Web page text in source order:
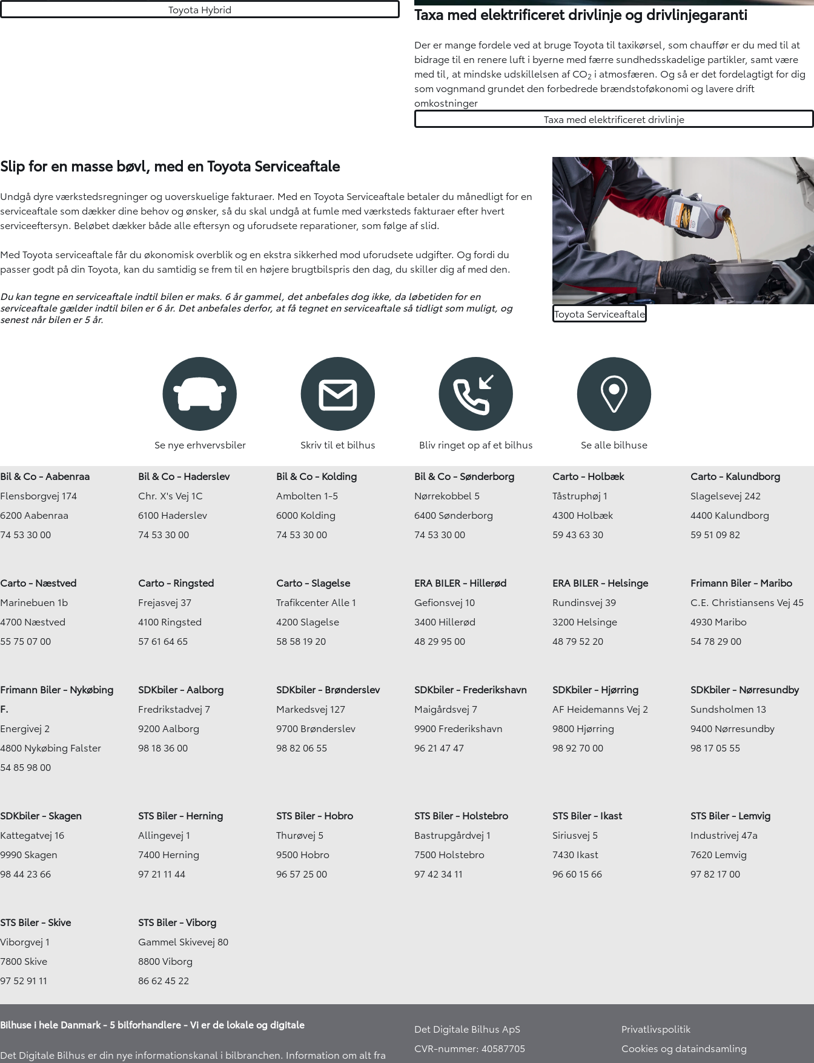
Toyota Hybrid
Taxa med elektrificeret drivlinje og drivlinjegaranti
Der er mange fordele ved at bruge Toyota til taxikørsel, som chauffør er du med til at
bidrage til en renere luft i byerne med færre sundhedsskadelige partikler, samt være
med til, at mindske udskillelsen af CO2 i atmosfæren. Og så er det fordelagtigt for dig
som vognmand grundet den forbedrede brændstoføkonomi og lavere drift
omkostninger
Taxa med elektrificeret drivlinje
Slip for en masse bøvl, med en Toyota Serviceaftale
Undgå dyre værkstedsregninger og uoverskuelige fakturaer. Med en Toyota Serviceaftale betaler du månedligt for en
serviceaftale som dækker dine behov og ønsker, så du skal undgå at fumle med værksteds fakturaer efter hvert
serviceeftersyn. Beløbet dækker både alle eftersyn og uforudsete reparationer, som følge af slid.
Med Toyota serviceaftale får du økonomisk overblik og en ekstra sikkerhed mod uforudsete udgifter. Og fordi du
passer godt på din Toyota, kan du samtidig se frem til en højere brugtbilspris den dag, du skiller dig af med den.
Du kan tegne en serviceaftale indtil bilen er maks. 6 år gammel, det anbefales dog ikke, da løbetiden for en
serviceaftale gælder indtil bilen er 6 år. Det anbefales derfor, at få tegnet en serviceaftale så tidligt som muligt, og
senest når bilen er 5 år.
Toyota Serviceaftale
Se nye erhvervsbiler Skriv til et bilhus Bliv ringet op af et bilhus Se alle bilhuse
Bil & Co - Aabenraa
Flensborgvej 174
6200 Aabenraa
74 53 30 00
Bil & Co - Haderslev
Chr. X's Vej 1C
6100 Haderslev
74 53 30 00
Bil & Co - Kolding
Ambolten 1-5
6000 Kolding
74 53 30 00
Bil & Co - Sønderborg
Nørrekobbel 5
6400 Sønderborg
74 53 30 00
Carto - Holbæk
Tåstruphøj 1
4300 Holbæk
59 43 63 30
Carto - Kalundborg
Slagelsevej 242
4400 Kalundborg
59 51 09 82
Carto - Næstved
Marinebuen 1b
4700 Næstved
55 75 07 00
Carto - Ringsted
Frejasvej 37
4100 Ringsted
57 61 64 65
Carto - Slagelse
Trafikcenter Alle 1
4200 Slagelse
58 58 19 20
ERA BILER - Hillerød
Gefionsvej 10
3400 Hillerød
48 29 95 00
ERA BILER - Helsinge
Rundinsvej 39
3200 Helsinge
48 79 52 20
Frimann Biler - Maribo
C.E. Christiansens Vej 45
4930 Maribo
54 78 29 00
Frimann Biler - Nykøbing
F.
Energivej 2
4800 Nykøbing Falster
54 85 98 00
SDKbiler - Aalborg
Fredrikstadvej 7
9200 Aalborg
98 18 36 00
SDKbiler - Brønderslev
Markedsvej 127
9700 Brønderslev
98 82 06 55
SDKbiler - Frederikshavn
Maigårdsvej 7
9900 Frederikshavn
96 21 47 47
SDKbiler - Hjørring
AF Heidemanns Vej 2
9800 Hjørring
98 92 70 00
SDKbiler - Nørresundby
Sundsholmen 13
9400 Nørresundby
98 17 05 55
SDKbiler - Skagen
Kattegatvej 16
9990 Skagen
98 44 23 66
STS Biler - Herning
Allingevej 1
7400 Herning
97 21 11 44
STS Biler - Hobro
Thurøvej 5
9500 Hobro
96 57 25 00
STS Biler - Holstebro
Bastrupgårdvej 1
7500 Holstebro
97 42 34 11
STS Biler - Ikast
Siriusvej 5
7430 Ikast
96 60 15 66
STS Biler - Lemvig
Industrivej 47a
7620 Lemvig
97 82 17 00
STS Biler - Skive
Viborgvej 1
7800 Skive
97 52 91 11
STS Biler - Viborg
Gammel Skivevej 80
8800 Viborg
86 62 45 22
Bilhuse i hele Danmark - 5 bilforhandlere - Vi er de lokale og digitale
Det Digitale Bilhus er din nye informationskanal i bilbranchen. Information om alt fra
Det Digitale Bilhus ApS
CVR-nummer: 40587705
Privatlivspolitik
Cookies og dataindsamling